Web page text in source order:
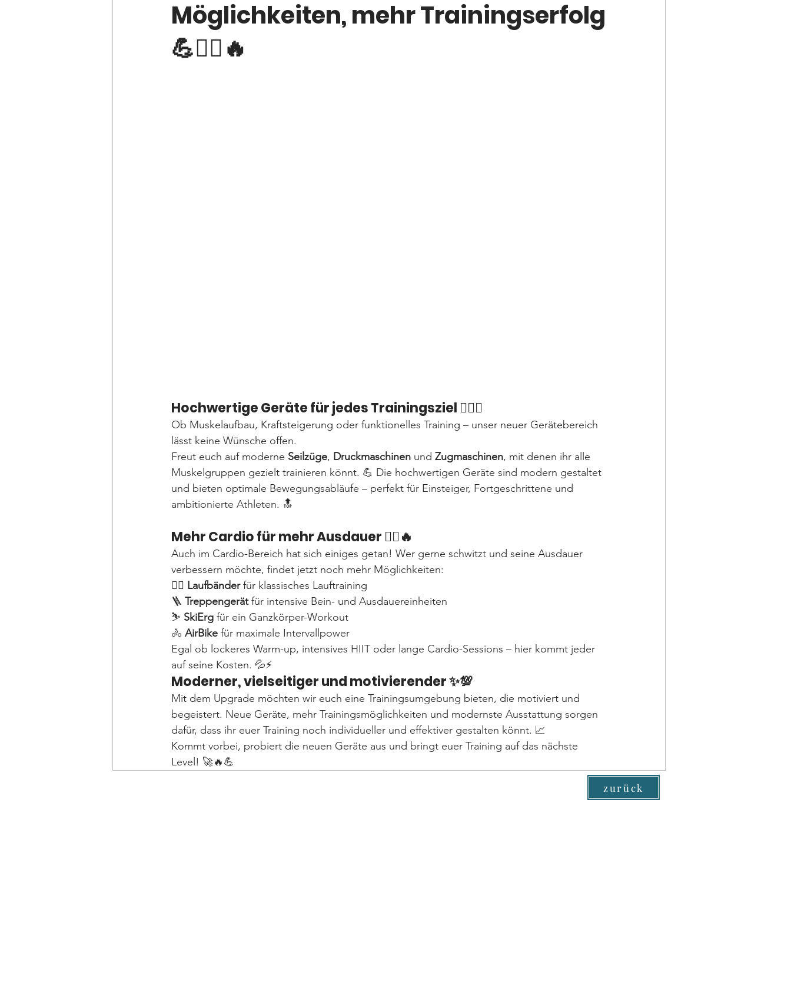
Möglichkeiten, mehr Trainingserfolg
💪🏋️‍♂️🔥
Hochwertige Geräte für jedes Trainingsziel 🏋️‍♀️💥
Ob Muskelaufbau, Kraftsteigerung oder funktionelles Training – unser neuer Gerätebereich
lässt keine Wünsche offen.
Freut euch auf moderne Seilzüge, Druckmaschinen und Zugmaschinen, mit denen ihr alle
Muskelgruppen gezielt trainieren könnt. 💪 Die hochwertigen Geräte sind modern gestaltet
und bieten optimale Bewegungsabläufe – perfekt für Einsteiger, Fortgeschrittene und
ambitionierte Athleten. 🔝
Mehr Cardio für mehr Ausdauer 🏃‍♂️🔥
Auch im Cardio-Bereich hat sich einiges getan! Wer gerne schwitzt und seine Ausdauer
verbessern möchte, findet jetzt noch mehr Möglichkeiten:
🏃‍♂️ Laufbänder für klassisches Lauftraining
🪜 Treppengerät für intensive Bein- und Ausdauereinheiten
⛷️ SkiErg für ein Ganzkörper-Workout
🚴 AirBike für maximale Intervallpower
Egal ob lockeres Warm-up, intensives HIIT oder lange Cardio-Sessions – hier kommt jeder
auf seine Kosten. 💦⚡
Moderner, vielseitiger und motivierender ✨💯
Mit dem Upgrade möchten wir euch eine Trainingsumgebung bieten, die motiviert und
begeistert. Neue Geräte, mehr Trainingsmöglichkeiten und modernste Ausstattung sorgen
dafür, dass ihr euer Training noch individueller und effektiver gestalten könnt. 📈
Kommt vorbei, probiert die neuen Geräte aus und bringt euer Training auf das nächste
Level! 🚀🔥💪
zurück